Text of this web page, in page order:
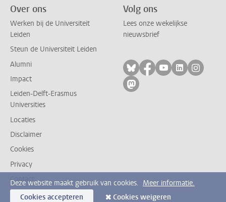
Over ons
Werken bij de Universiteit
Leiden
Steun de Universiteit Leiden
Alumni
Impact
Leiden-Delft-Erasmus
Universities
Locaties
Disclaimer
Cookies
Privacy
Contact
Volg ons
Lees onze wekelijkse
nieuwsbrief
Volg ons op bluesky
Volg ons op
Volg ons op
Volg ons
Volg
Volg ons op mastodon
Deze website maakt gebruik van cookies. Meer informatie.
Cookies accepteren
Cookies weigeren